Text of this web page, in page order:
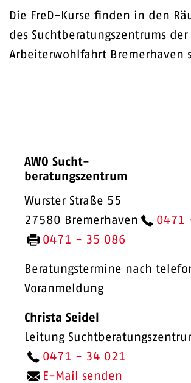
Die FreD-Kurse finden in den
des Suchtberatungszentrums der
Arbeiterwohlfahrt Bremerhaven
AWO Sucht-
beratungszentrum
Wurster Straße 55
27580 Bremerhaven
0471
0471 - 35 086
Beratungstermine nach
Voranmeldung
Christa Seidel
Leitung
0471 - 34 021
E-Mail senden